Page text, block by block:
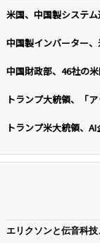
米国、中国製システ
中国製インバーター
中国財政部、46社の
トランプ大統領、「
トランプ米大統領、
エリクソンと伝音科